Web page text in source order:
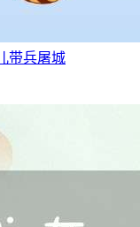
带兵屠城